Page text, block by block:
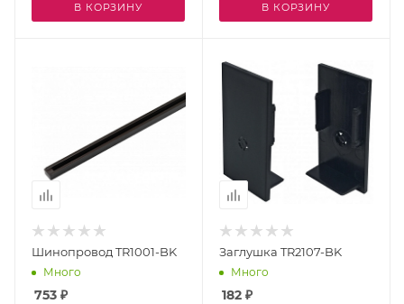
В КОРЗИНУ В КОРЗИНУ
Шинопровод TR1001-BK
Много
753 ₽
Заглушка TR2107-BK
Много
182 ₽